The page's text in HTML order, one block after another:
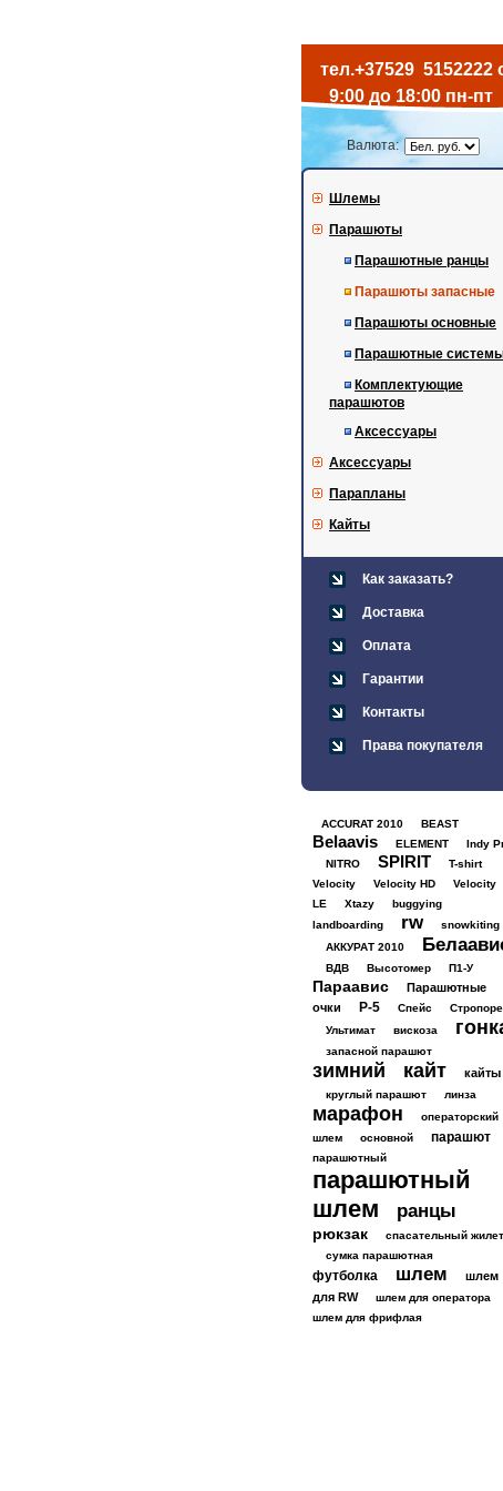
тел.+37529 5152222
9:00 до 18:00 пн-пт
Валюта:
Шлемы
Парашюты
Парашютные ранцы
Парашюты запасные
Парашюты основные
Парашютные
Комплектующие
парашютов
Аксессуары
Аксессуары
Парапланы
Кайты
Как заказать?
Доставка
Оплата
Гарантии
Контакты
Права покупателя
ACCURAT 2010 BEAST
Belaavis ELEMENT
Indy
NITRO
SPIRIT
T-shirt
Velocity
Velocity HD
Velocity
LE
Xtazy
buggying
landboarding
rw
snowkiting
АККУРАТ 2010
ВДВ Высотомер П1-У
Параавис
Парашютные
очки
Р-5 Спейс
Ультимат
вискоза
запасной парашют
зимний кайт кайты
круглый парашют линза
марафон
операторский
шлем
основной парашют
парашютный
парашютный
шлем
ранцы
рюкзак
спасательный жилет
сумка парашютная
футболка шлем
шлем
для RW
шлем для оператора
шлем для фрифлая